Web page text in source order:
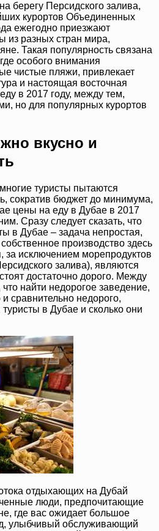
берегу Персидского залива,
курортов Объединенных
ежегодно приезжают
из разных стран мира,
Такая популярность связана
особого внимания
чистые пляжи, привлекает
и настоящая восточная
в 2017 году, между тем,
но для популярных курортов
вкусно и
туристы пытаются
сократив бюджет до минимума,
цены на еду в Дубае в 2017
Сразу следует сказать, что
в Дубае – задача непростая,
производство здесь
за исключением морепродуктов
залива), являются
достаточно дорого. Между
найти недорогое заведение,
сравнительно недорого,
в Дубае и сколько они
отдыхающих на Дубай
люди, предпочитающие
где вас ожидает большое
улыбчивый обслуживающий